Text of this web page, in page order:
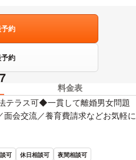
約
約
料金表
ラス可◆一貫して離婚男女問題
会交流／養育費請求などお気軽に
可 休日相談可 夜間相談可